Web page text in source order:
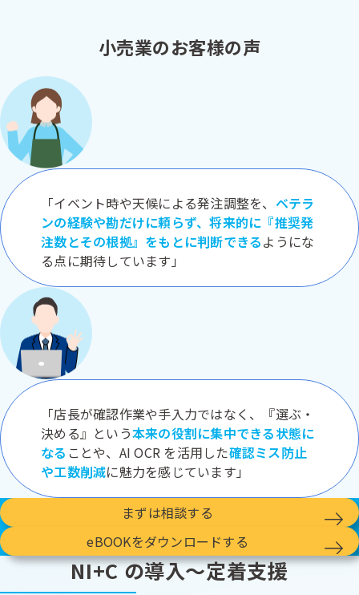
小売業のお客様の声
「イベント時や天候による発注調整を、 ベテラ
ンの経験や勘だけに頼らず、将来的に『推奨発
注数とその根拠』をもとに判断できるようにな
る点に期待しています」
「店長が確認作業や手入力ではなく、『選ぶ・
決める』という本来の役割に集中できる状態に
なる ことや、AI OCR を活用した確認ミス防止
や工数削減に魅力を感じています」
まずは相談する
eBOOKをダウンロードする
NI+C の導入～定着支援